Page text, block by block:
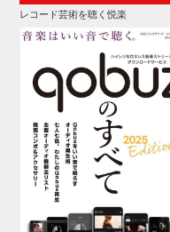
レコード芸術を聴く悦楽